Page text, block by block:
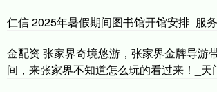
仁信 2025年暑假期间图书馆开馆安排_服
金配资 张家界奇境悠游，张家界金牌导游
间，来张家界不知道怎么玩的看过来！_天